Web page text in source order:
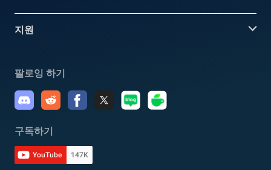
지원
팔로잉 하기
구독하기
YouTube 147K